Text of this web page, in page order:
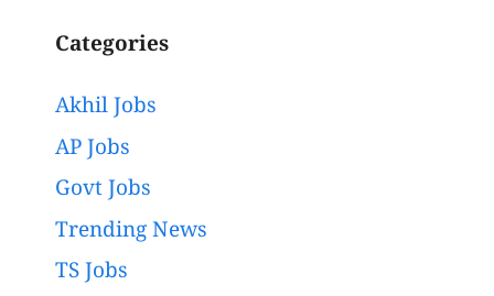
Categories
Akhil Jobs
AP Jobs
Govt Jobs
Trending News
TS Jobs